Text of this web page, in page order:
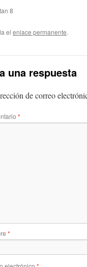
8
el enlace permanente.
una respuesta
de correo
*
*